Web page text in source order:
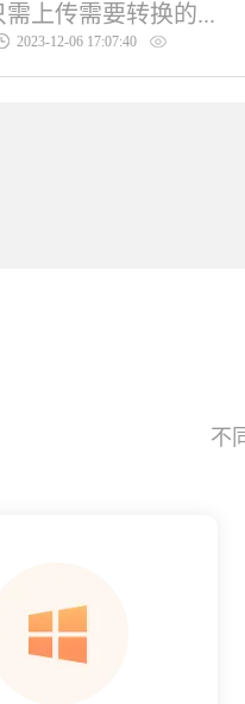
需上传需要转换的...
2023-12-06 17:07:40
不